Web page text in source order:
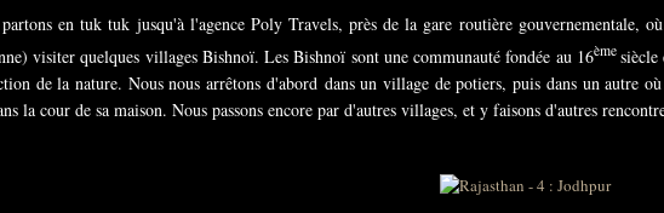
en tuk tuk jusqu'à l'agence Poly Travels, près de la gare routière gouvernementale,
visiter quelques villages Bishnoï. Les Bishnoï sont une communauté fondée au 16ème siècle
de la nature. Nous nous arrêtons d'abord dans un village de potiers, puis dans un autre
la cour de sa maison. Nous passons encore par d'autres villages, et y faisons d'autres